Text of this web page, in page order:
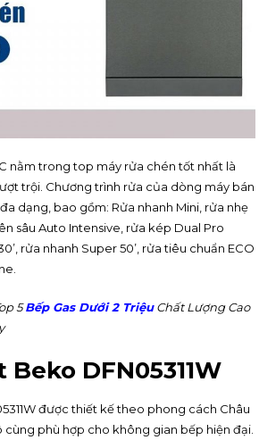
nằm trong top máy rửa chén tốt nhất là
trội. Chương trình rửa của dòng máy bán
dạng, bao gồm: Rửa nhanh Mini, rửa nhẹ
sâu Auto Intensive, rửa kép Dual Pro
rửa nhanh Super 50’, rửa tiêu chuẩn ECO
5Bếp Gas Dưới 2 TriệuChất Lượng Cao
DFN05311W
được thiết kế theo phong cách Châu
cùng phù hợp cho không gian bếp hiện đại.